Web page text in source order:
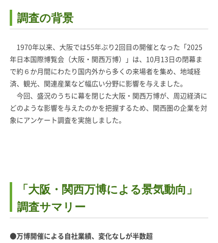
調査の背景
1970年以来、大阪では55年ぶり2回目の開催となった「2025
年日本国際博覧会（大阪・関西万博）」は、10月13日の閉幕ま
で約６か月間にわたり国内外から多くの来場者を集め、地域経
済、観光、関連産業など幅広い分野に影響を与えました。
今回、盛況のうちに幕を閉じた大阪・関西万博が、周辺経済に
どのような影響を与えたのかを把握するため、関西圏の企業を対
象にアンケート調査を実施しました。
「大阪・関西万博による景気動向」
調査サマリー
●万博開催による自社業績、変化なしが半数超